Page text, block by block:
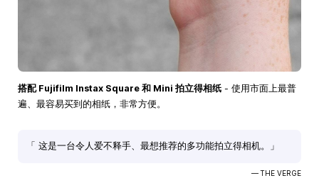
搭配 Fujifilm Instax Square 和 Mini 拍立得相纸 - 使用市面上最普
遍、最容易买到的相纸，非常方便。
「 这是一台令人爱不释手、最想推荐的多功能拍立得相机。」
— THE VERGE